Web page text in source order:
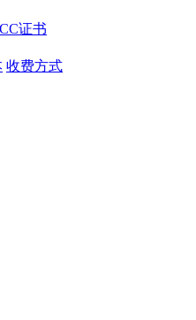
证书
收费方式